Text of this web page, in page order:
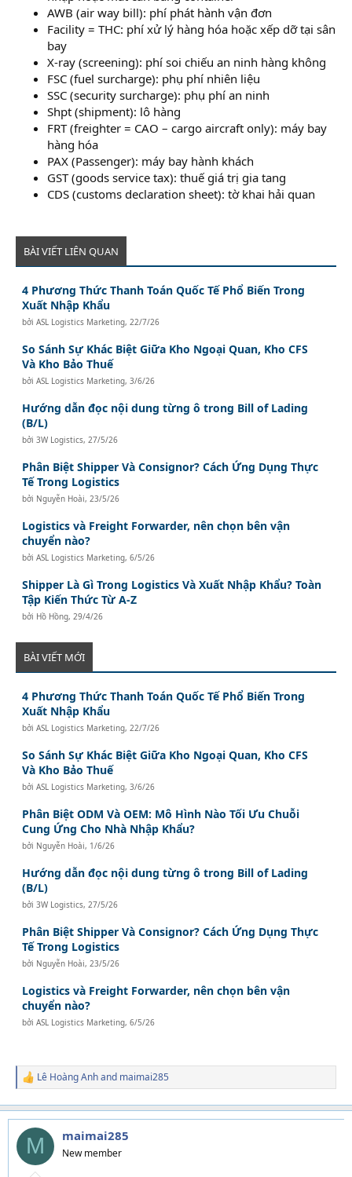
AWB (air way bill): phí phát hành vận đơn
Facility = THC: phí xử lý hàng hóa hoặc xếp dỡ tại sân
bay
X-ray (screening): phí soi chiếu an ninh hàng không
FSC (fuel surcharge): phụ phí nhiên liệu
SSC (security surcharge): phụ phí an ninh
Shpt (shipment): lô hàng
FRT (freighter = CAO – cargo aircraft only): máy bay
hàng hóa
PAX (Passenger): máy bay hành khách
GST (goods service tax): thuế giá trị gia tang
CDS (customs declaration sheet): tờ khai hải quan
BÀI VIẾT LIÊN QUAN
4 Phương Thức Thanh Toán Quốc Tế Phổ Biến Trong
Xuất Nhập Khẩu
bởiASL Logistics Marketing, 22/7/26
So Sánh Sự Khác Biệt Giữa Kho Ngoại Quan, Kho CFS
Và Kho Bảo Thuế
bởiASL Logistics Marketing,3/6/26
Hướng dẫn đọc nội dung từng ô trong Bill of Lading
(B/L)
bởi3W Logistics, 27/5/26
Phân Biệt Shipper Và Consignor? Cách Ứng Dụng Thực
Tế Trong Logistics
bởi Nguyễn Hoài, 23/5/26
Logistics và Freight Forwarder, nên chọn bên vận
chuyển nào?
bởiASL Logistics Marketing,6/5/26
Shipper Là Gì Trong Logistics Và Xuất Nhập Khẩu? Toàn
Tập Kiến Thức Từ A-Z
bởi Hồ Hồng, 29/4/26
BÀI VIẾT MỚI
4 Phương Thức Thanh Toán Quốc Tế Phổ Biến Trong
Xuất Nhập Khẩu
bởiASL Logistics Marketing, 22/7/26
So Sánh Sự Khác Biệt Giữa Kho Ngoại Quan, Kho CFS
Và Kho Bảo Thuế
bởiASL Logistics Marketing,3/6/26
Phân Biệt ODM Và OEM: Mô Hình Nào Tối Ưu Chuỗi
Cung Ứng Cho Nhà Nhập Khẩu?
bởi Nguyễn Hoài, 1/6/26
Hướng dẫn đọc nội dung từng ô trong Bill of Lading
(B/L)
bởi3W Logistics, 27/5/26
Phân Biệt Shipper Và Consignor? Cách Ứng Dụng Thực
Tế Trong Logistics
bởi Nguyễn Hoài, 23/5/26
Logistics và Freight Forwarder, nên chọn bên vận
chuyển nào?
bởiASL Logistics Marketing,6/5/26
R
a
c
t
o
Lê Hoàng Anhand maimai285
M maimai285
New member